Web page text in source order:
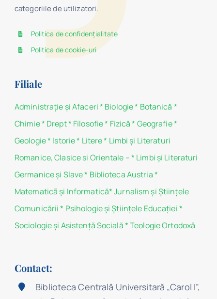
categoriile de utilizatori.
Politica de confidențialitate
Politica de cookie-uri
Filiale
Administraţie şi Afaceri* Biologie* Botanică *
Chimie* Drept* Filosofie* Fizică * Geografie*
Geologie* Istorie* Litere* Limbi și Literaturi
Romanice, Clasice si Orientale –* Limbi și Literaturi
Germanice şi Slave* Biblioteca Austria*
Matematicã și Informatică*Jurnalism şi Ştiinţele
Comunicării * Psihologie şi Ştiinţele Educaţiei*
Sociologie şi Asistenţă Socială*Teologie Ortodoxă
Contact:
Biblioteca Centrală Universitară „Carol I”,